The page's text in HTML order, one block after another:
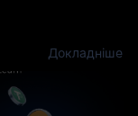
Докладніше